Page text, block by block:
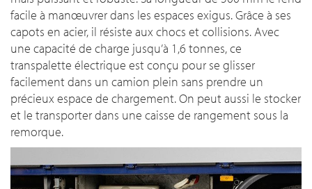
facile à manœuvrer dans les espaces exigus. Grâce à ses
capots en acier, il résiste aux chocs et collisions. Avec
une capacité de charge jusqu’à 1,6 tonnes, ce
transpalette électrique est conçu pour se glisser
facilement dans un camion plein sans prendre un
précieux espace de chargement. On peut aussi le stocker
et le transporter dans une caisse de rangement sous la
remorque.